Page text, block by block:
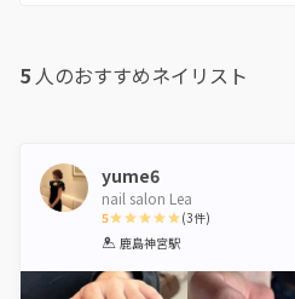
5 人のおすすめネイリスト
yume6
nail salon Lea
5
1 2 3 4 5
(3件)
鹿島神宮駅